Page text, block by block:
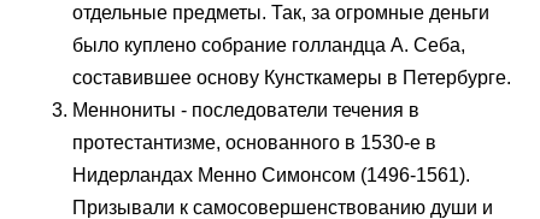
отдельные предметы. Так, за огромные деньги
было куплено собрание голландца А. Себа,
составившее основу Кунсткамеры в Петербурге.
Меннониты - последователи течения в
протестантизме, основанного в 1530-е в
Нидерландах Менно Симонсом (1496-1561).
Призывали к самосовершенствованию души и